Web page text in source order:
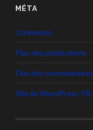
MÉTA
Connexion
Flux des publications
Flux des commentaires
Site de WordPress-FR